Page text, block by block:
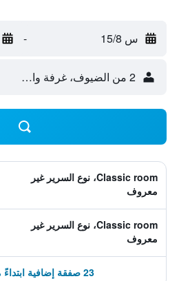
س 15/8 -
2 من الضيوف، غرفة واحدة
Classic room، نوع السرير غير
معروف
Classic room، نوع السرير غير
معروف
23 صفقة إضافية ابتداءً من 149 ﷼